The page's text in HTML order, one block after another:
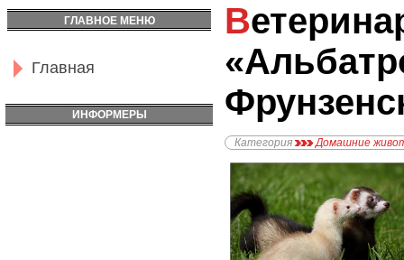
ГЛАВНОЕ МЕНЮ
Главная
ИНФОРМЕРЫ
Ветеринарная клиника
Категория Домашние